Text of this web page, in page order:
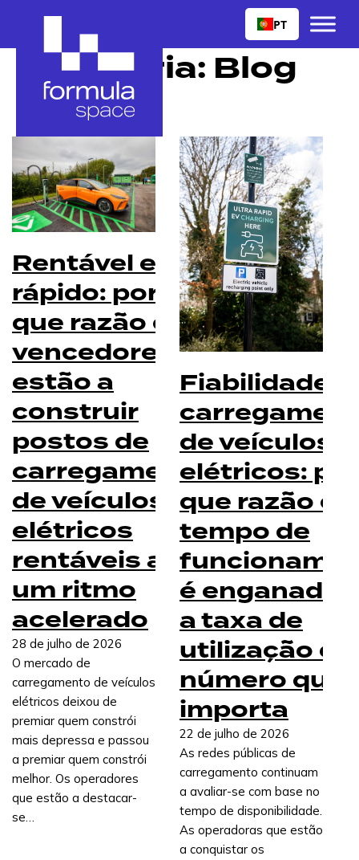
PT
Categoria: Blog
Rentável e
rápido: por
que razão os
vencedores
estão a
construir
postos de
carregamento
de veículos
elétricos
rentáveis a
um ritmo
acelerado
28 de julho de 2026
O mercado de
carregamento de veículos
elétricos deixou de
premiar quem constrói
mais depressa e passou
a premiar quem constrói
melhor. Os operadores
que estão a destacar-
se…
Fiabilidade
de veículos
elétricos: por
que razão o
tempo de
é enganador
a taxa de
utilização é o
número que
importa
22 de julho de 2026
As redes públicas de
carregamento continuam
a avaliar-se com base no
tempo de disponibilidade.
As operadoras que estão
a conquistar os